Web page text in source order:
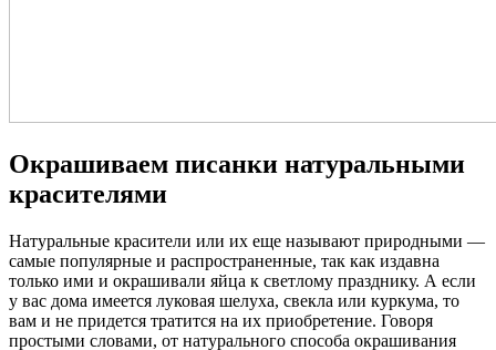
Окрашиваем писанки натуральными
красителями
Натуральные красители или их еще называют природными —
самые популярные и распространенные, так как издавна
только ими и окрашивали яйца к светлому празднику. А если
у вас дома имеется луковая шелуха, свекла или куркума, то
вам и не придется тратится на их приобретение. Говоря
простыми словами, от натурального способа окрашивания